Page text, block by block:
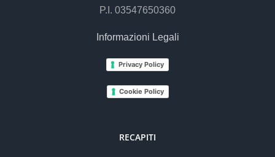
P.I. 03547650360
Informazioni Legali
Privacy Policy
Cookie Policy
RECAPITI